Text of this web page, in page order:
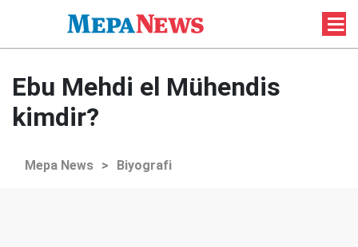
Ebu Mehdi el Mühendis
kimdir?
Mepa News > Biyografi